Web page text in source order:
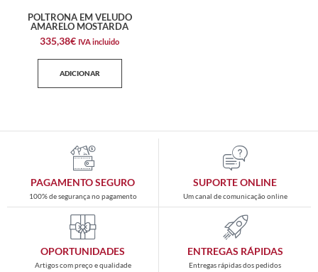
POLTRONA EM VELUDO
AMARELO MOSTARDA
335,38€ IVA incluido
ADICIONAR
PAGAMENTO SEGURO
100% de segurança no pagamento
SUPORTE ONLINE
Um canal de comunicação online
OPORTUNIDADES
Artigos com preço e qualidade
ENTREGAS RÁPIDAS
Entregas rápidas dos pedidos